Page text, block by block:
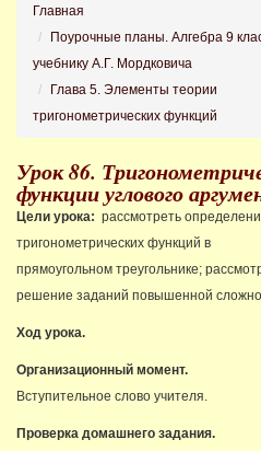
Главная
Поурочные планы. Алгебра 9
учебнику А.Г. Мордковича
Глава 5. Элементы теории
тригонометрических функций
Урок 86.
функции углового
Цели урока: рассмотреть
тригонометрических функций в
прямоугольном треугольнике;
решение заданий повышенной
Ход урока.
Организационный момент.
Вступительное слово учителя.
Проверка домашнего задания.